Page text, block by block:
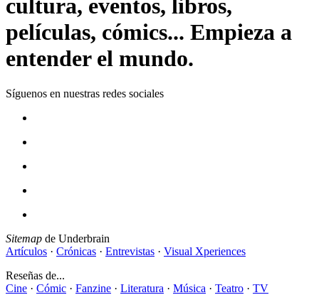
cultura, eventos, libros,
películas, cómics... Empieza a
entender el mundo.
Síguenos en nuestras redes sociales
Sitemap de Underbrain
Artículos · Crónicas · Entrevistas · Visual Xperiences
Reseñas de...
Cine · Cómic · Fanzine · Literatura · Música · Teatro · TV